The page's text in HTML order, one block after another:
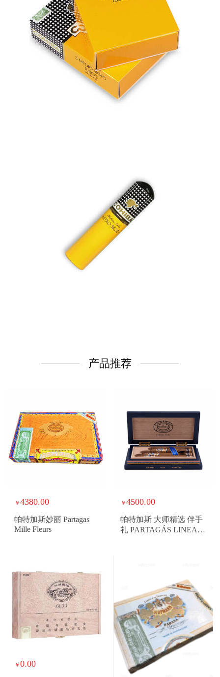
产品推荐
￥ 4380.00
帕特加斯妙丽 Partagas
Mille Fleurs
￥ 4500.00
帕特加斯 大师精选 伴手
礼 PARTAGÁS LINEA
￥ 0.00